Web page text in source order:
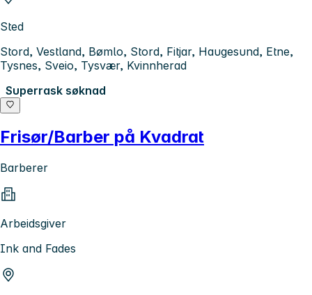
Sted
Stord, Vestland, Bømlo, Stord, Fitjar, Haugesund, Etne,
Tysnes, Sveio, Tysvær, Kvinnherad
Superrask søknad
Frisør/Barber på Kvadrat
Barberer
Arbeidsgiver
Ink and Fades